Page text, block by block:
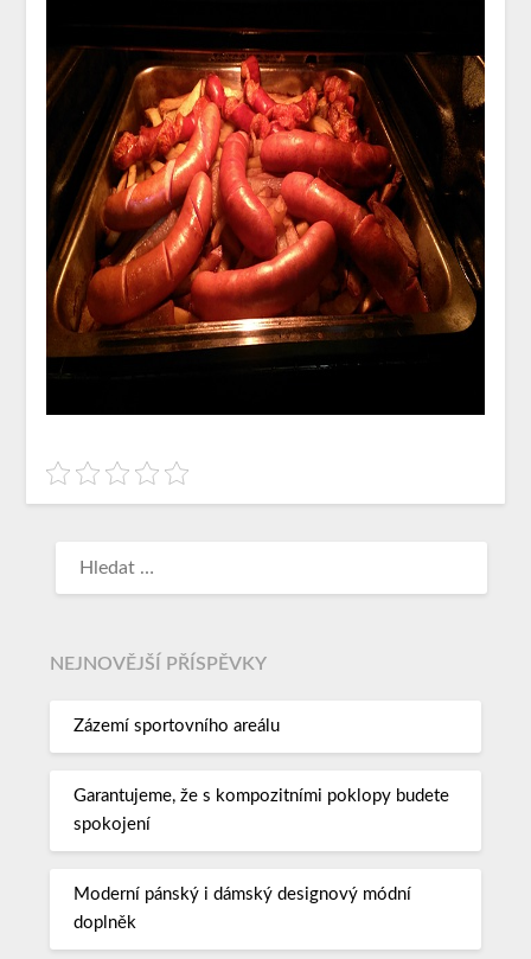
NEJNOVĚJŠÍ PŘÍSPĚVKY
Zázemí sportovního areálu
Garantujeme, že s kompozitními poklopy budete
spokojení
Moderní pánský i dámský designový módní
doplněk